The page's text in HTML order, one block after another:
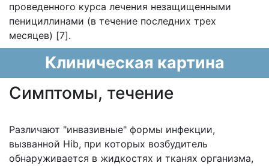
проведенного курса лечения незащищенными
пенициллинами (в течение последних трех
месяцев) [7].
Клиническая картина
Cимптомы, течение
Различают "инвазивные" формы инфекции,
вызванной Hib, при которых возбудитель
обнаруживается в жидкостях и тканях организма,